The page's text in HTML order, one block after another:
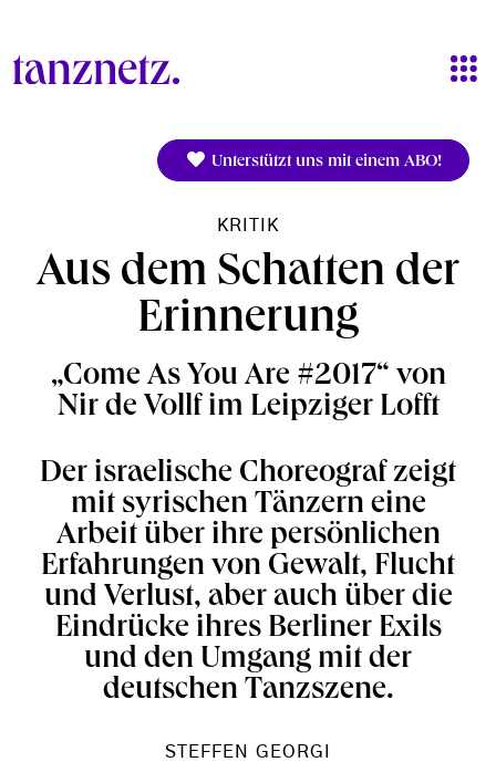
Unterstützt uns mit einem ABO!
KRITIK
Aus dem Schatten der
Erinnerung
„Come As You Are #2017“ von
Nir de Vollf im Leipziger Lofft
Der israelische Choreograf zeigt
mit syrischen Tänzern eine
Arbeit über ihre persönlichen
Erfahrungen von Gewalt, Flucht
und Verlust, aber auch über die
Eindrücke ihres Berliner Exils
und den Umgang mit der
deutschen Tanzszene.
STEFFEN GEORGI